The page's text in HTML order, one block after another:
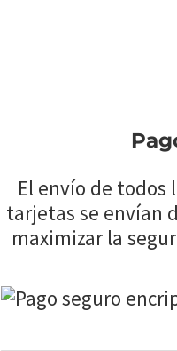
El envío de todos
tarjetas se envían
maximizar la